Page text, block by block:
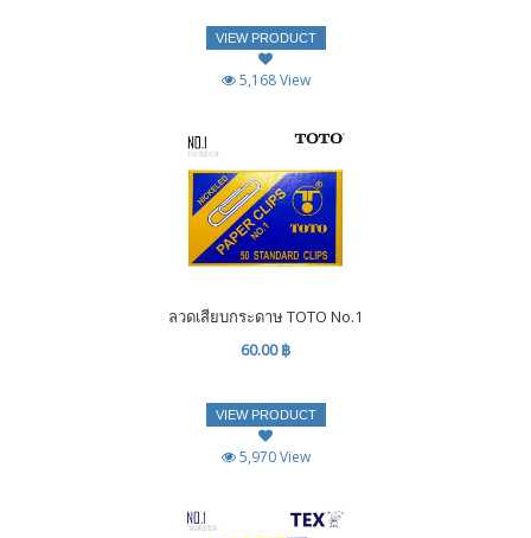
VIEW PRODUCT
5,168 View
ลวดเสียบกระดาษ TOTO No.1
60.00 ฿
VIEW PRODUCT
5,970 View